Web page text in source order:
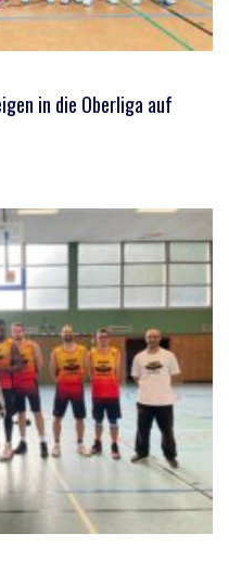
in die Oberliga auf